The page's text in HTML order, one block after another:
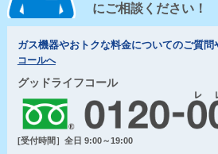
にご相談ください！
ガス機器やおトクな料金についてのご質問
コールへ
グッドライフコール
[受付時間］全日 9:00～19:00